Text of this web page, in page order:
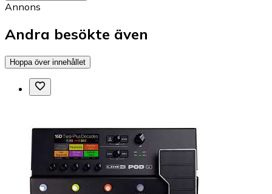
Annons
Andra besökte även
Hoppa över innehållet